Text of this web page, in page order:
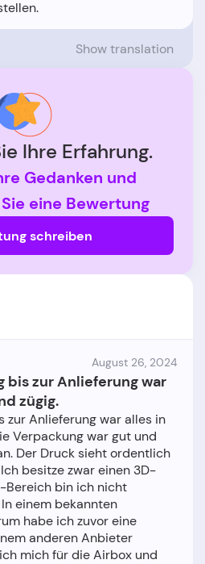
Show translation
Ihre Erfahrung.
Gedanken und
eine Bewertung
schreiben
August 26, 2024
bis zur Anlieferung war
zügig.
zur Anlieferung war alles in
Verpackung war gut und
Der Druck sieht ordentlich
besitze zwar einen 3D-
Bereich bin ich nicht
einem bekannten
habe ich zuvor eine
anderen Anbieter
mich für die Airbox und